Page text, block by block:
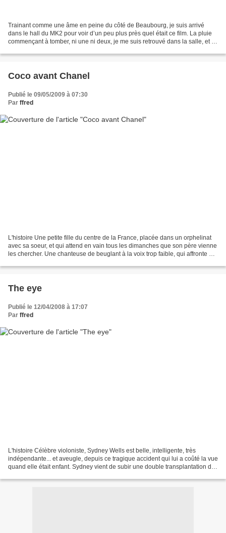
Trainant comme une âme en peine du côté de Beaubourg, je suis arrivé
dans le hall du MK2 pour voir d’un peu plus près quel était ce film. La pluie
commençant à tomber, ni une ni deux, je me suis retrouvé dans la salle, et là
Coco avant Chanel
Publié le 09/05/2009 à 07:30
Par ffred
L'histoire Une petite fille du centre de la France, placée dans un orphelinat
avec sa soeur, et qui attend en vain tous les dimanches que son père vienne
les chercher. Une chanteuse de beuglant à la voix trop faible, qui affronte un
The eye
Publié le 12/04/2008 à 17:07
Par ffred
L'histoire Célèbre violoniste, Sydney Wells est belle, intelligente, très
indépendante... et aveugle, depuis ce tragique accident qui lui a coûté la vue
quand elle était enfant. Sydney vient de subir une double transplantation de